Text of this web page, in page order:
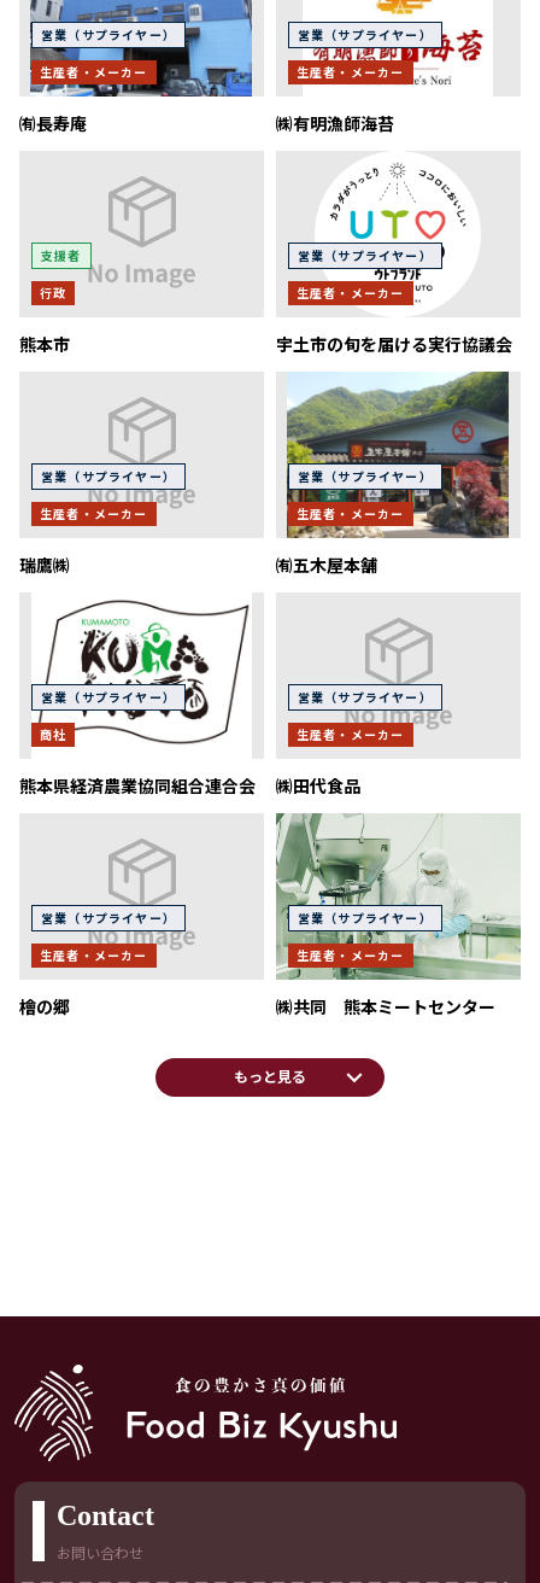
営業（サプライヤー）
生産者・メーカー
㈲長寿庵
営業（サプライヤー）
生産者・メーカー
㈱有明漁師海苔
支援者
行政
熊本市
営業（サプライヤー）
生産者・メーカー
宇土市の旬を届ける実行協議会
営業（サプライヤー）
生産者・メーカー
瑞鷹㈱
営業（サプライヤー）
生産者・メーカー
㈲五木屋本舗
営業（サプライヤー）
商社
熊本県経済農業協同組合連合会
営業（サプライヤー）
生産者・メーカー
㈱田代食品
営業（サプライヤー）
生産者・メーカー
檜の郷
営業（サプライヤー）
生産者・メーカー
㈱共同 熊本ミートセンター
もっと見る keyboard_arrow_down
Contact
お問い合わせ